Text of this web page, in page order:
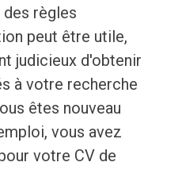
règles
peut être utile,
judicieux d'obtenir
à votre recherche
êtes nouveau
vous avez
votre CV de